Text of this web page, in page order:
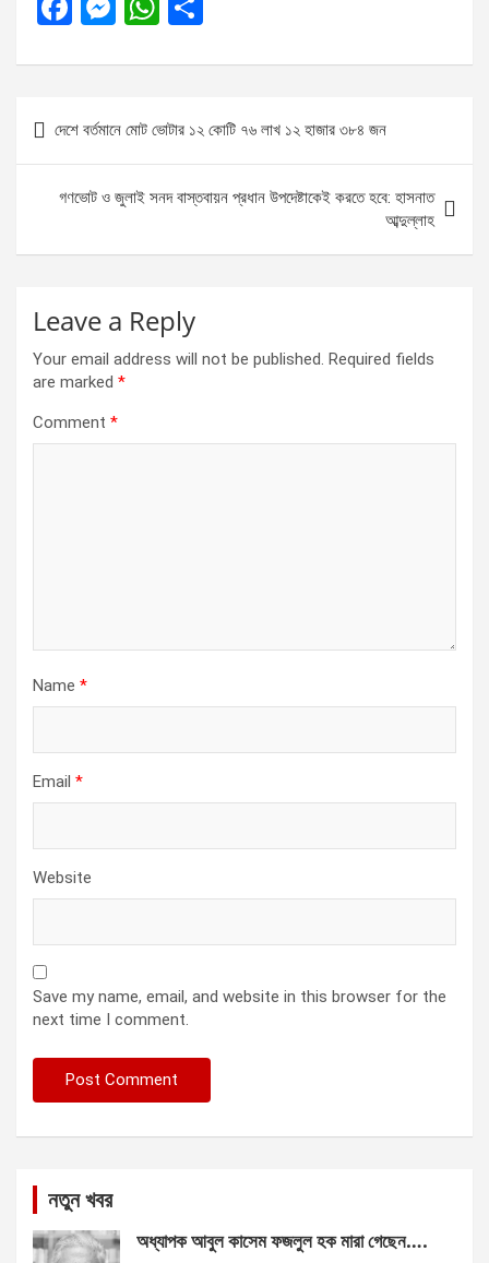
ce
o
o
se
g
er
at
s
A
p
ar
Post
navigation
দেশে বর্তমানে মোট ভোটার ১২ কোটি ৭৬ লাখ ১২ হাজার ৩৮৪ জন
গণভোট ও জুলাই সনদ বাস্তবায়ন প্রধান উপদেষ্টাকেই করতে হবে: হাসনাত
আব্দুল্লাহ
Leave a Reply
Your email address will not be published. Required fields
are marked *
Comment *
Name *
Email *
Website
Save my name, email, and website in this browser for the
next time I comment.
নতুন খবর
অধ্যাপক আবুল কাসেম ফজলুল হক মারা গেছেন….